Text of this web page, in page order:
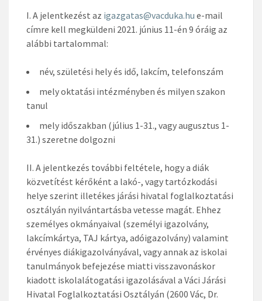
I. A jelentkezést az igazgatas@vacduka.hu e-mail
címre kell megküldeni 2021. június 11-én 9 óráig az
alábbi tartalommal:
név, születési hely és idő, lakcím, telefonszám
mely oktatási intézményben és milyen szakon
tanul
mely időszakban (július 1-31., vagy augusztus 1-
31.) szeretne dolgozni
II. A jelentkezés további feltétele, hogy a diák
közvetítést kérőként a lakó-, vagy tartózkodási
helye szerint illetékes járási hivatal foglalkoztatási
osztályán nyilvántartásba vetesse magát. Ehhez
személyes okmányaival (személyi igazolvány,
lakcímkártya, TAJ kártya, adóigazolvány) valamint
érvényes diákigazolványával, vagy annak az iskolai
tanulmányok befejezése miatti visszavonáskor
kiadott iskolalátogatási igazolásával a Váci Járási
Hivatal Foglalkoztatási Osztályán (2600 Vác, Dr.